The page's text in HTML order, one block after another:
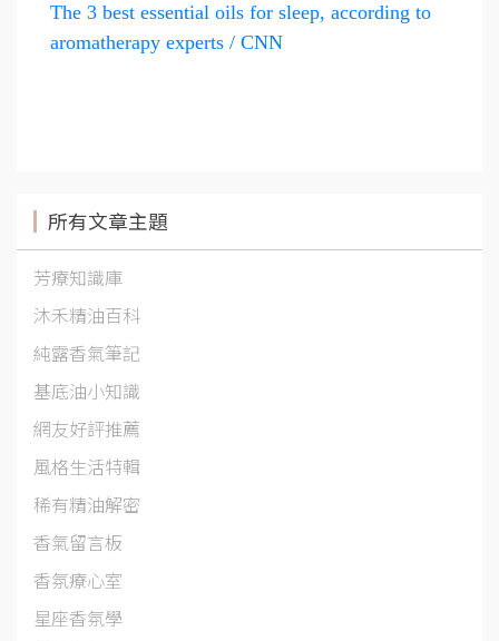
The 3 best essential oils for sleep, according to
aromatherapy experts / CNN
所有文章主題
芳療知識庫
沐禾精油百科
純露香氣筆記
基底油小知識
網友好評推薦
風格生活特輯
稀有精油解密
香氣留言板
香氛療心室
星座香氛學